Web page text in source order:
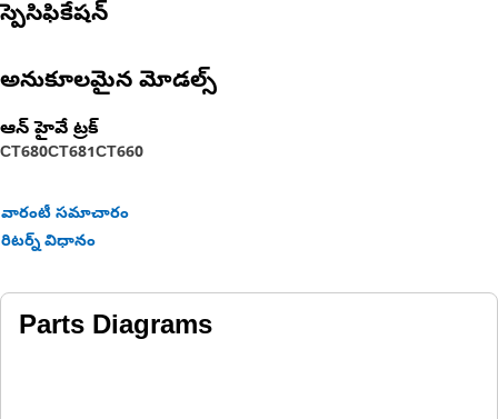
స్పెసిఫికేషన్
అనుకూలమైన మోడల్స్
ఆన్ హైవే ట్రక్
CT680CT681CT660
వారంటీ సమాచారం
రిటర్న్ విధానం
Parts Diagrams